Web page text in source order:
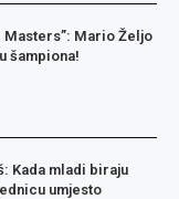
Mario Željo
šampiona!
Kada mladi biraju
umjesto